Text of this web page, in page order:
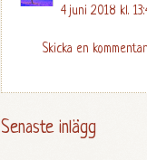
4 juni 2018 kl.
Skicka en kommentar
Senaste inlägg